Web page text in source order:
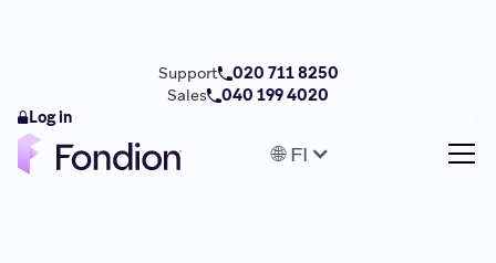
🌐 FI
Support
020 711 8250
Sales
040 199 4020
Log in